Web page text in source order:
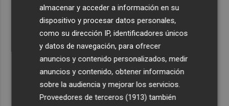
Castelló adjudica a Civicons por 600.500 euros las
obras de reforma de la tenencia de alcaldía sur
Castelló acelera el montaje de la infraestructura en las
playas y el Planetari del eclipse para convertirlo en "un
evento histórico"
almacenar y acceder a información en su
dispositivo y procesar datos personales,
como su dirección IP, identificadores únicos
y datos de navegación, para ofrecer
anuncios y contenido personalizados, medir
anuncios y contenido, obtener información
sobre la audiencia y mejorar los servicios.
Proveedores de terceros (1913) también